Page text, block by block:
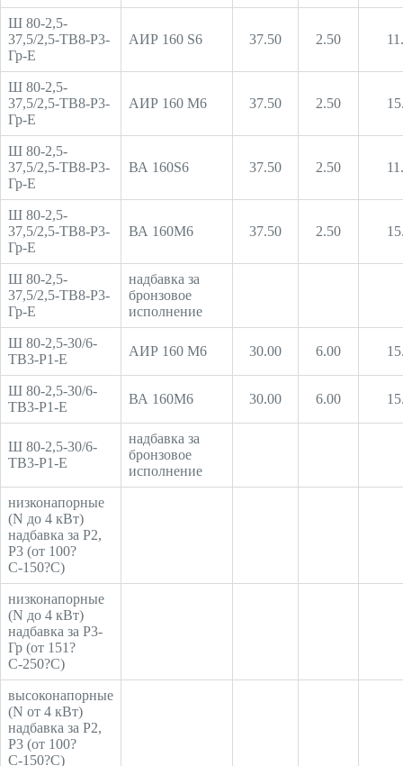
Ш 80-2,5-
37,5/2,5-ТВ8-Р3-
Гр-Е
АИР 160 S6 37.50 2.50
Ш 80-2,5-
37,5/2,5-ТВ8-Р3-
Гр-Е
АИР 160 М6 37.50 2.50
Ш 80-2,5-
37,5/2,5-ТВ8-Р3-
Гр-Е
ВА 160S6 37.50 2.50
Ш 80-2,5-
37,5/2,5-ТВ8-Р3-
Гр-Е
ВА 160M6 37.50 2.50
Ш 80-2,5-
37,5/2,5-ТВ8-Р3-
Гр-Е
надбавка за
бронзовое
исполнение
Ш 80-2,5-30/6-
ТВ3-Р1-Е
АИР 160 М6 30.00 6.00
Ш 80-2,5-30/6-
ТВ3-Р1-Е
ВА 160M6 30.00 6.00
Ш 80-2,5-30/6-
ТВ3-Р1-Е
надбавка за
бронзовое
исполнение
низконапорные
(N до 4 кВт)
надбавка за Р2,
Р3 (от 100?
С-150?С)
низконапорные
(N до 4 кВт)
надбавка за Р3-
Гр (от 151?
С-250?С)
высоконапорные
(N от 4 кВт)
надбавка за Р2,
Р3 (от 100?
С-150?С)